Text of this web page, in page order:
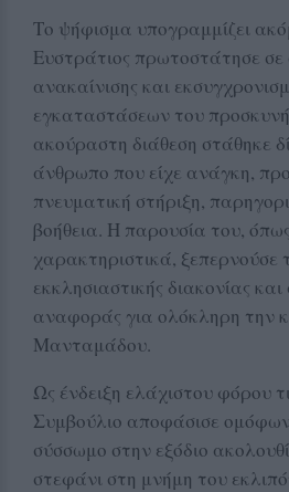
Το ψήφισμα υπογραμμίζει
Ευστράτιος πρωτοστάτησε
ανακαίνισης και
εγκαταστάσεων του
ακούραστη διάθεση στάθηκε
άνθρωπο που είχε ανάγκη,
πνευματική στήριξη,
βοήθεια. Η παρουσία του,
χαρακτηριστικά, ξεπερνούσε
εκκλησιαστικής διακονίας
αναφοράς για ολόκληρη την
Μανταμάδου.
Ως ένδειξη ελάχιστου φόρου
Συμβούλιο αποφάσισε
σύσσωμο στην εξόδιο
στεφάνι στη μνήμη του